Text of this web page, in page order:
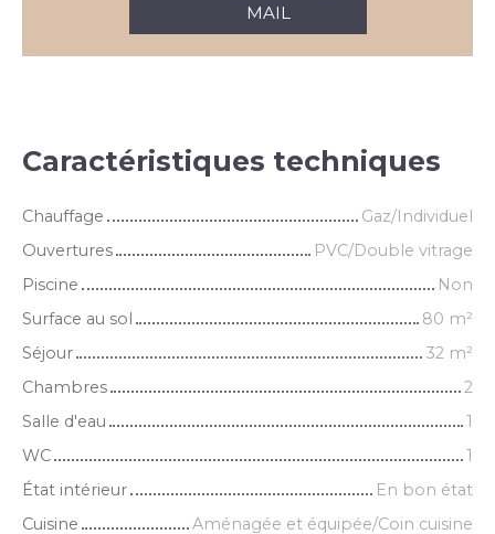
MAIL
Caractéristiques techniques
Chauffage
Gaz/Individuel
Ouvertures
PVC/Double vitrage
Piscine
Non
Surface au sol
80 m²
Séjour
32 m²
Chambres
2
Salle d'eau
1
WC
1
État intérieur
En bon état
Cuisine
Aménagée et équipée/Coin cuisine